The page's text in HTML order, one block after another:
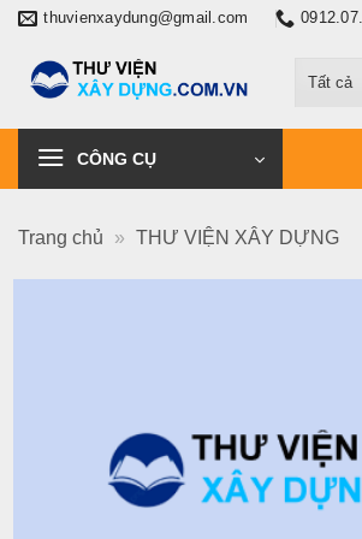
Chuyểnthuvienxaydung@gmail.com
CÔNG CỤ
Trang chủ » THƯ VIỆN XÂY DỰNG